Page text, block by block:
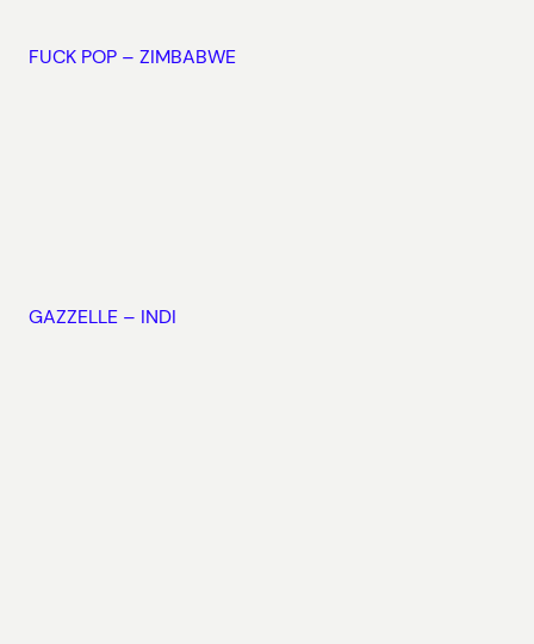
FUCK POP – ZIMBABWE
GAZZELLE – INDI